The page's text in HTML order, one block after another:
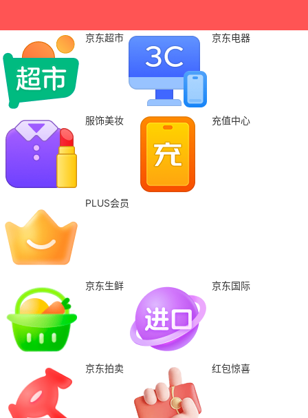
京东超市 京东电器
服饰美妆 充值中心
PLUS会员
京东生鲜 京东国际
京东拍卖 红包惊喜